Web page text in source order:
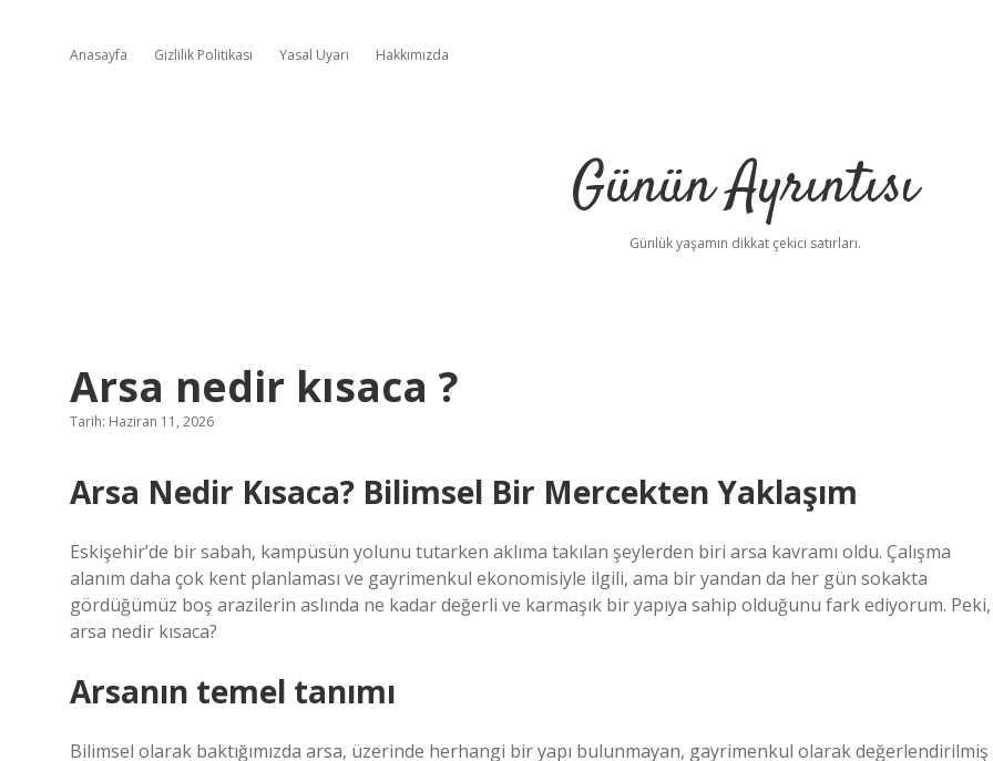
Anasayfa Gizlilik Politikası Yasal Uyarı Hakkımızda
Günün Ayrıntısı
Günlük yaşamın dikkat çekici satırları.
Arsa nedir kısaca ?
Tarih: Haziran 11, 2026
Arsa Nedir Kısaca? Bilimsel Bir Mercekten Yaklaşım
Eskişehir’de bir sabah, kampüsün yolunu tutarken aklıma takılan şeylerden biri arsa kavramı oldu. Çalışma
alanım daha çok kent planlaması ve gayrimenkul ekonomisiyle ilgili, ama bir yandan da her gün sokakta
gördüğümüz boş arazilerin aslında ne kadar değerli ve karmaşık bir yapıya sahip olduğunu fark ediyorum. Peki,
arsa nedir kısaca?
Arsanın temel tanımı
Bilimsel olarak baktığımızda arsa, üzerinde herhangi bir yapı bulunmayan, gayrimenkul olarak değerlendirilmiş